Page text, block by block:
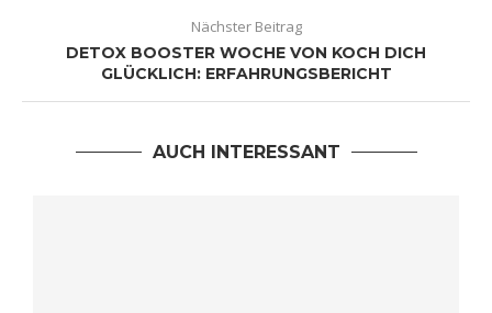
Nächster Beitrag
DETOX BOOSTER WOCHE VON KOCH DICH
GLÜCKLICH: ERFAHRUNGSBERICHT
AUCH INTERESSANT